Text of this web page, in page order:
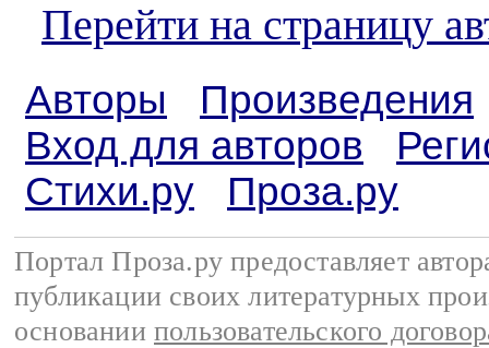
Перейти на страницу
Авторы
Произведения
Вход для авторов
Стихи.ру
Проза.ру
Портал Проза.ру предоставляет
публикации своих литературных
основании пользовательского